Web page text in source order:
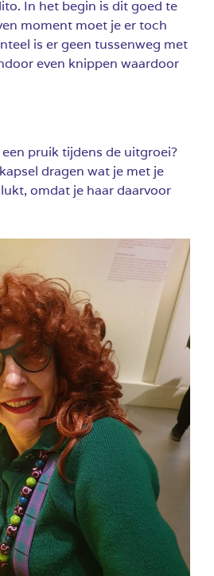
In het begin is dit goed te
moment moet je er toch
is er geen tussenweg met
even knippen waardoor
pruik tijdens de uitgroei?
dragen wat je met je
omdat je haar daarvoor